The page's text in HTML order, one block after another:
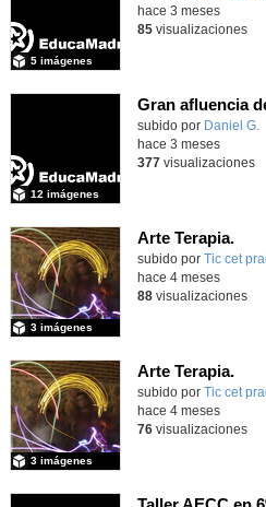
5 imágenes
hace 3 meses
85visualizaciones
subido por Daniel G.
12 imágenes
hace 3 meses
377visualizaciones
Arte Terapia.
Contenido educativo.
subido por Tic cet
3 imágenes
hace 4 meses
88visualizaciones
Arte Terapia.
Contenido educativo.
subido por Tic cet
3 imágenes
hace 4 meses
76visualizaciones